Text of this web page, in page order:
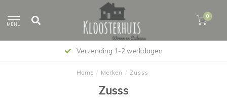
MENU
0
Verzending 1-2 werkdagen
Home / Merken / Zusss
Zusss